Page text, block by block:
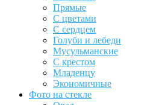
Прямые
С цветами
С сердцем
Голуби и лебеди
Мусульманские
С крестом
Младенцу
Экономичные
Фото на стекле